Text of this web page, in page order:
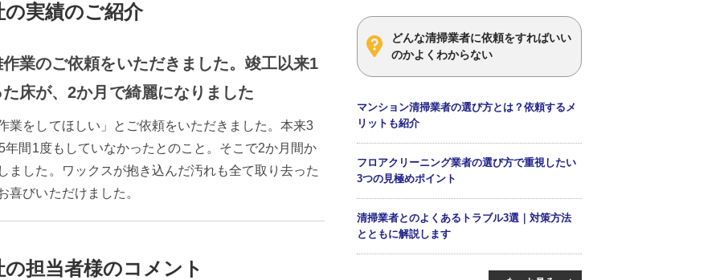
実績のご紹介
業のご依頼をいただきました。竣工以来1
床が、2か月で綺麗になりました
業をしてほしい」とご依頼をいただきました。本来3
間1度もしていなかったとのこと。そこで2か月間か
ました。ワックスが抱き込んだ汚れも全て取り去った
喜びいただけました。
担当者様のコメント
どんな清掃業者に依頼をすればいい
のかよくわからない
マンション清掃業者の選び方とは？依頼するメ
リットも紹介
フロアクリーニング業者の選び方で重視したい
3つの見極めポイント
清掃業者とのよくあるトラブル3選｜対策方法
とともに解説します